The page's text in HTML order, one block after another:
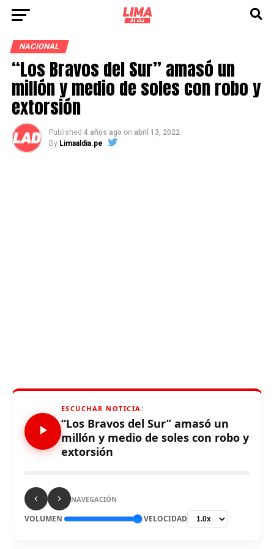
NACIONAL
“Los Bravos del Sur” amasó un
millón y medio de soles con robo y
extorsión
Published 4 años ago on abril 13, 2022
By Limaaldia.pe
ESCUCHAR NOTICIA:
“Los Bravos del Sur” amasó un
millón y medio de soles con robo y
extorsión
NAVEGACIÓN
VOLUMEN VELOCIDAD